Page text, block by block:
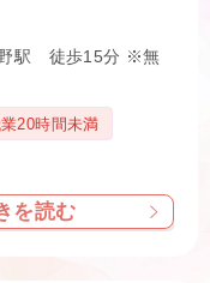
駅 徒歩15分 ※無
20時間未満
を読む